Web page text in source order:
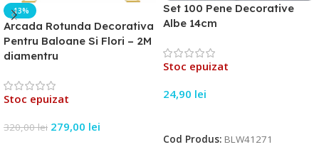
-13%
Arcada Rotunda Decorativa
Pentru Baloane Si Flori – 2M
diamentru
Stoc epuizat
320,00lei 279,00 lei
Set 100 Pene Decorative
Albe 14cm
Stoc epuizat
24,90 lei
Cod Produs: BLW41271